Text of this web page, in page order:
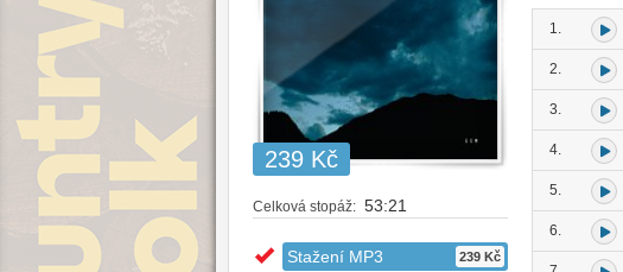
239 Kč
Celková stopáž: 53:21
Stažení MP3 239 Kč
1.
2.
3.
4.
5.
6.